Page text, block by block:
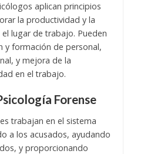
aplican principios
la productividad y la
lugar de trabajo. Pueden
y formación de personal,
y mejora de la
en el trabajo.
Forense
trabajan en el sistema
a los acusados, ayudando
y proporcionando